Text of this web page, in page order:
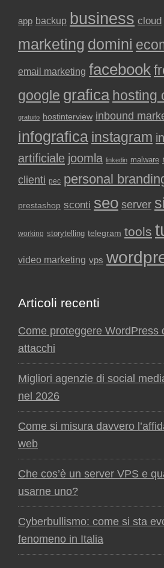
app backup business cloud
marketing domini
email marketing facebook
google grafica hosting
gratuito hostinterview inbound
infografica instagram
artificiale joomla linkedin malware
clienti pec personal
prestashop sconti seo server
working storytelling telegram tools
video marketing vps
Articoli recenti
Come proteggere WordPress
attacchi
Migliori agenzie di social
nel 2026
Come si misura davvero
web
Che cos’è un server VPS e
usarne uno?
Cyberbullismo: come si sta
fenomeno in Italia